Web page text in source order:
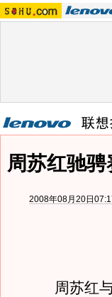
周苏红驰
2008年08月20日
周苏红与